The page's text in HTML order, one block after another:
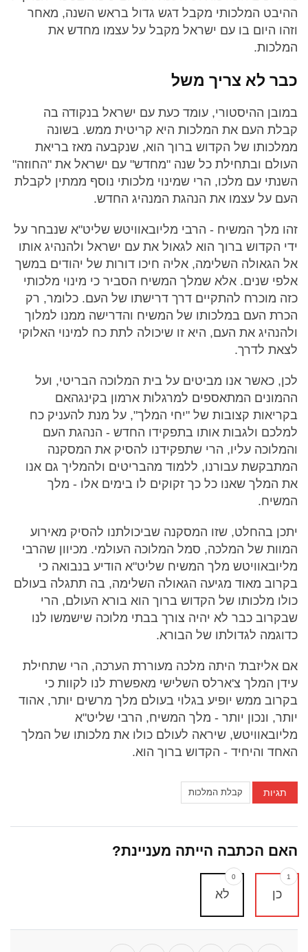
ההיבט המלכותי מקבל דגש גדול בראש השנה, מאחר
וזהו היום בו עם ישראל מקבל על עצמו מחדש את
המלכות.
כבר לא צריך משל
במובן ההיסטורי, עומד כעת עם ישראל בנקודה בה
קבלת העם את המלכות היא קריטית ממש. בשונה
ממלכותו של הקדוש ברוך הוא, שנקבעה מאז בריאת
העולם ובתחילת כל שנה "מחדש" עם ישראל את "החוזה"
השנתי עם מלכו, הרי שמינוי מלכותי נוסף ממתין לקבלת
העם על עצמו את הנהגת המנהיג החדש.
זהו מלך המשיח - הרבי מליובאוויטש שליט"א שנבחר על
ידי הקדוש ברוך הוא לגאול את עם ישראל ולהנהיג אותו
אל הגאולה השלימה, אליה חיכו דורות של יהודים במשך
אלפי שנים. אלא שמלך המשיח הסביר כי מינוי מלכותי
כזה מוכרח להתקיים דרך דרישתו של העם. כלומר, רק
הכרת העם במלכותו של המשיח והדרישה ממנו למלוך
ולהנהיג את העם, היא זו שיכולה לתת כח למינוי האלוקי
לצאת לדרך.
לכן, כאשר אנו מביטים על בית המלוכה הבריטי, ועל
ההמונים המתאספים למרגלות ארמון בקינגהאם
בקריאות קצובות של "יחי המלך", על מנת להעניק כח
למלכם ולגבות אותו בתפקידו החדש - הנהגת העם
והמלוכה עליו, הרי שתפקידנו להסיק את המסקנה
המתבקשת עבורנו, ללמוד מהבריטים ולהמליך גם אנו
את המלך שאנו כל כך זקוקים לו בימים אלו - מלך
המשיח.
יתכן בהחלט, שזו המסקנה שביכולתנו להסיק מאירוע
המוות של המלכה, סמל המלוכה העולמי. מכיוון שהרבי
מליובאוויטש מלך המשיח שליט"א הודיע בנבואה כי
בקרוב מאוד מגיעה הגאולה השלימה, בה תתגלה בעולם
כולו מלכותו של הקדוש ברוך הוא בורא העולם, הרי
שבקרוב כבר לא יהיה צורך בבתי מלוכה שישמשו לנו
כדוגמה לגדולתו של הבורא.
אם אליזבת' היתה מלכה מעוררת הערכה, הרי שתחילת
עידן המלך צ'ארלס השלישי מאפשרת לנו לקוות כי
בקרוב ממש יופיע בגלוי בעולם מלך מרשים יותר, אהוד
יותר, ונכון יותר - מלך המשיח, הרבי שליט"א
מליובאוויטש, שיראה לעולם כולו את מלכותו של המלך
האחד והיחיד - הקדוש ברוך הוא.
תגיות קבלת המלכות
האם הכתבה הייתה מעניינת?
כן
1
לא
0